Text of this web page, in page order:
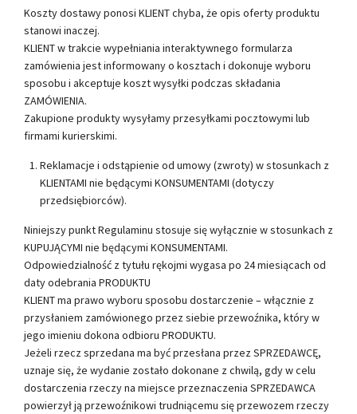
Koszty dostawy ponosi KLIENT chyba, że opis oferty produktu
stanowi inaczej.
KLIENT w trakcie wypełniania interaktywnego formularza
zamówienia jest informowany o kosztach i dokonuje wyboru
sposobu i akceptuje koszt wysyłki podczas składania
ZAMÓWIENIA.
Zakupione produkty wysyłamy przesyłkami pocztowymi lub
firmami kurierskimi.
Reklamacje i odstąpienie od umowy (zwroty) w stosunkach z
KLIENTAMI nie będącymi KONSUMENTAMI (dotyczy
przedsiębiorców).
Niniejszy punkt Regulaminu stosuje się wyłącznie w stosunkach z
KUPUJĄCYMI nie będącymi KONSUMENTAMI.
Odpowiedzialność z tytułu rękojmi wygasa po 24 miesiącach od
daty odebrania PRODUKTU
KLIENT ma prawo wyboru sposobu dostarczenie – włącznie z
przysłaniem zamówionego przez siebie przewoźnika, który w
jego imieniu dokona odbioru PRODUKTU.
Jeżeli rzecz sprzedana ma być przesłana przez SPRZEDAWCĘ,
uznaje się, że wydanie zostało dokonane z chwilą, gdy w celu
dostarczenia rzeczy na miejsce przeznaczenia SPRZEDAWCA
powierzył ją przewoźnikowi trudniącemu się przewozem rzeczy